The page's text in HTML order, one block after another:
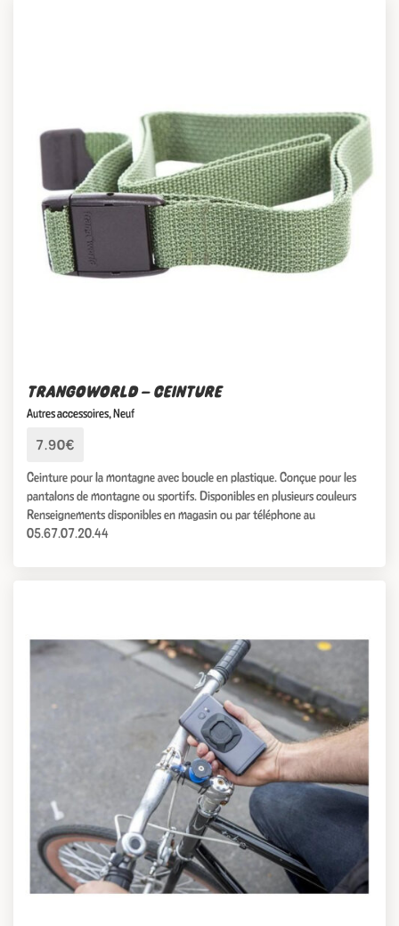
TRANGOWORLD – CEINTURE
Autres accessoires,Neuf
7.90€
Ceinture pour la montagne avec boucle en plastique. Conçue pour les
pantalons de montagne ou sportifs. Disponibles en plusieurs couleurs
Renseignements disponibles en magasin ou par téléphone au
05.67.07.20.44